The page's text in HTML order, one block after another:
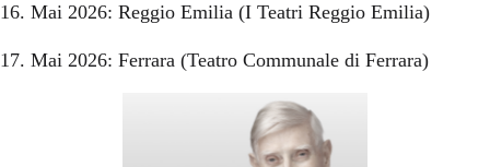
16. Mai 2026: Reggio Emilia (I Teatri Reggio Emilia)
17. Mai 2026: Ferrara (Teatro Communale di Ferrara)